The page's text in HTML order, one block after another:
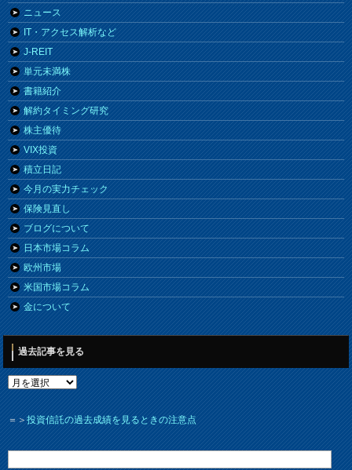
ニュース
IT・アクセス解析など
J-REIT
単元未満株
書籍紹介
解約タイミング研究
株主優待
VIX投資
積立日記
今月の実力チェック
保険見直し
ブログについて
日本市場コラム
欧州市場
米国市場コラム
金について
過去記事を見る
＝＞投資信託の過去成績を見るときの注意点